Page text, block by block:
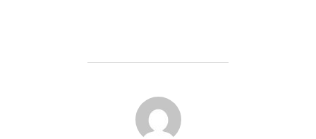
POST AUTHOR